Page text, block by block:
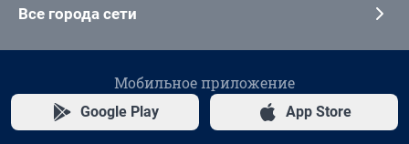
Все города сети
Мобильное приложение
Google Play App Store